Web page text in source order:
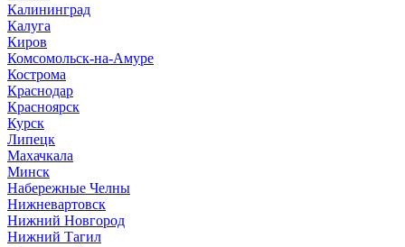
Калининград
Калуга
Киров
Комсомольск-на-Амуре
Кострома
Краснодар
Красноярск
Курск
Липецк
Махачкала
Минск
Набережные Челны
Нижневартовск
Нижний Новгород
Нижний Тагил